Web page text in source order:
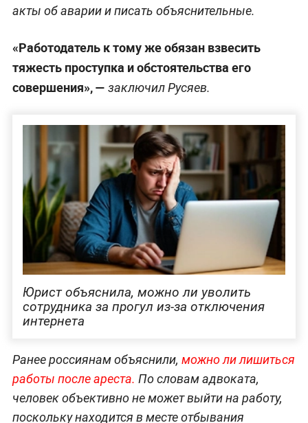
акты об аварии и писать объяснительные.
«Работодатель к тому же обязан взвесить
тяжесть проступка и обстоятельства его
совершения», — заключил Русяев.
Юрист объяснила, можно ли уволить
сотрудника за прогул из-за отключения
интернета
Ранее россиянам объяснили, можно ли лишиться
работы после ареста. По словам адвоката,
человек объективно не может выйти на работу,
поскольку находится в месте отбывания